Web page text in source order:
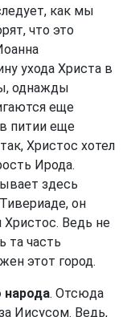
как мы
что это
ухода Христа в
однажды
еще
питии еще
Христос хотел
Ирода.
здесь
он
Христос. Ведь не
та часть
этот город.
. Отсюда
Иисусом. Ведь,